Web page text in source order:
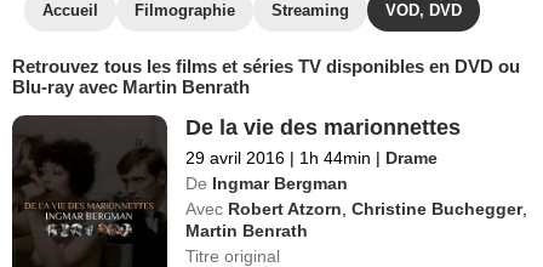
Accueil Filmographie Streaming VOD, DVD
Retrouvez tous les films et séries TV disponibles en DVD ou
Blu-ray avec Martin Benrath
De la vie des marionnettes
29 avril 2016 | 1h 44min | Drame
De Ingmar Bergman
Avec Robert Atzorn ,Christine Buchegger,
Martin Benrath
Titre original